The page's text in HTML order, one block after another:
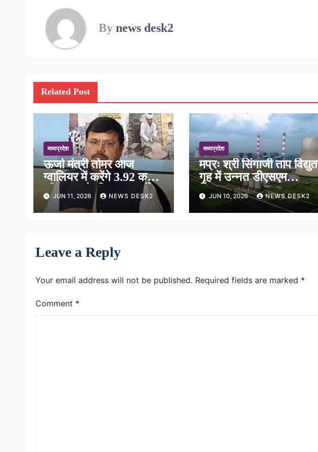
By news desk2
Related Post
मध्यप्रदेश
ऊर्जा मंत्री तोमर आज
ग्वालियर में करेंगे 3.92 करोड़
की लागत के विकास कार्यों
का भूमिपूजन
JUN 11, 2026 NEWS DESK2
मध्यप्रदेश
मप्रः श्री सिंगाजी ताप विद्युत
गृह में उन्नत डीएसएम
सिस्टम का सफल
क्रियान्वयन
JUN 10, 2026 NEWS DESK2
Leave a Reply
Your email address will not be published. Required fields are marked *
Comment *